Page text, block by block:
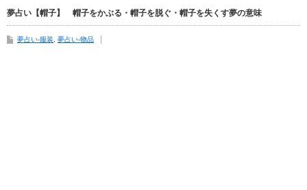
夢占い【帽子】 帽子をかぶる・帽子を脱ぐ・帽子を失くす夢の意味
夢占い-服装, 夢占い-物品